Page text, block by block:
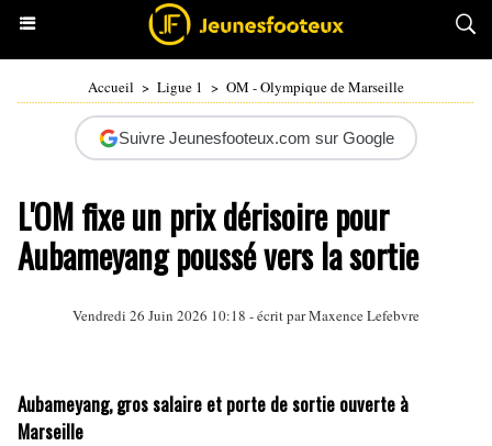
Accueil > Ligue 1 > OM - Olympique de Marseille
Suivre Jeunesfooteux.com sur Google
L'OM fixe un prix dérisoire pour
Aubameyang poussé vers la sortie
Vendredi 26 Juin 2026 10:18 - écrit parMaxence Lefebvre
Aubameyang, gros salaire et porte de sortie ouverte à
Marseille